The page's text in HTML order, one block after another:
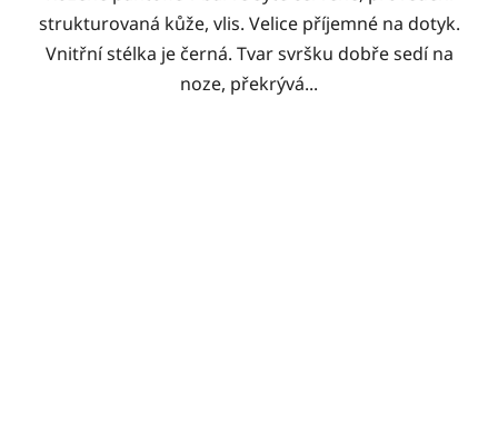
strukturovaná kůže, vlis. Velice příjemné na dotyk.
Vnitřní stélka je černá. Tvar svršku dobře sedí na
noze, překrývá...